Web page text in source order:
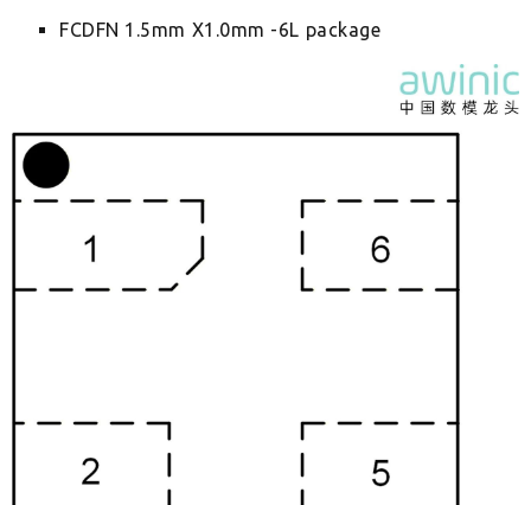
FCDFN 1.5mm X1.0mm -6L package